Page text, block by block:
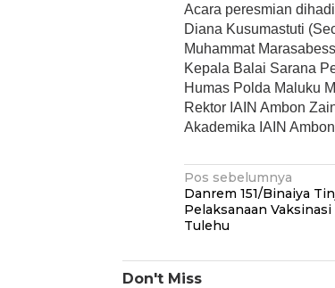
Acara peresmian
Diana Kusumastuti
Muhammat
Kepala Balai Sarana
Humas Polda Maluku
Rektor IAIN Ambon
Akademika IAIN
Navigasi
pos
Pos sebelumnya
Danrem 151/Binaiya
Pelaksanaan
Tulehu
Don't Miss